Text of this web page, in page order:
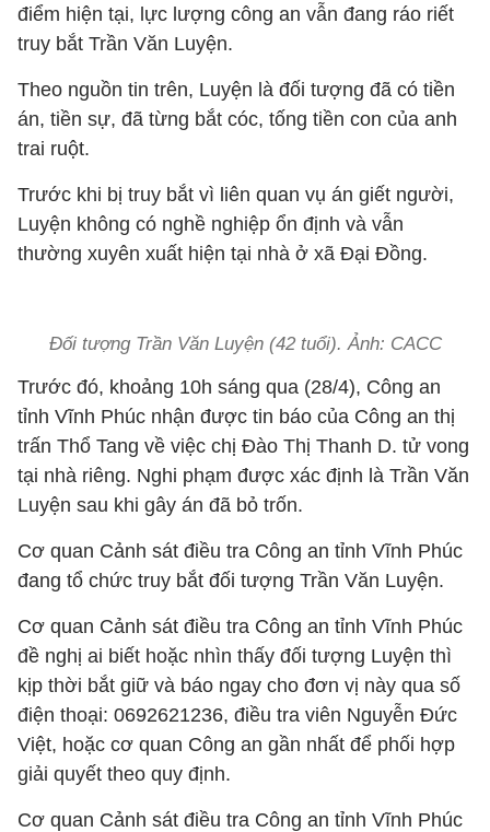
điểm hiện tại, lực lượng công an vẫn đang ráo riết
truy bắt Trần Văn Luyện.
Theo nguồn tin trên, Luyện là đối tượng đã có tiền
án, tiền sự, đã từng bắt cóc, tống tiền con của anh
trai ruột.
Trước khi bị truy bắt vì liên quan vụ án giết người,
Luyện không có nghề nghiệp ổn định và vẫn
thường xuyên xuất hiện tại nhà ở xã Đại Đồng.
Đối tượng Trần Văn Luyện (42 tuổi). Ảnh: CACC
Trước đó, khoảng 10h sáng qua (28/4), Công an
tỉnh Vĩnh Phúc nhận được tin báo của Công an thị
trấn Thổ Tang về việc chị Đào Thị Thanh D. tử vong
tại nhà riêng. Nghi phạm được xác định là Trần Văn
Luyện sau khi gây án đã bỏ trốn.
Cơ quan Cảnh sát điều tra Công an tỉnh Vĩnh Phúc
đang tổ chức truy bắt đối tượng Trần Văn Luyện.
Cơ quan Cảnh sát điều tra Công an tỉnh Vĩnh Phúc
đề nghị ai biết hoặc nhìn thấy đối tượng Luyện thì
kịp thời bắt giữ và báo ngay cho đơn vị này qua số
điện thoại: 0692621236, điều tra viên Nguyễn Đức
Việt, hoặc cơ quan Công an gần nhất để phối hợp
giải quyết theo quy định.
Cơ quan Cảnh sát điều tra Công an tỉnh Vĩnh Phúc